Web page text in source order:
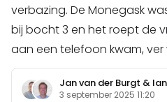
verbazing. De Monegask
bij bocht 3 en het roept de
aan een telefoon kwam,
Jan van der Burgt &
3 september 2025 11:20